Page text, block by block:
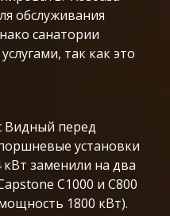
обслуживания
санатории
так как это
перед
установки
заменили на два
C1000 и C800
1800 кВт).